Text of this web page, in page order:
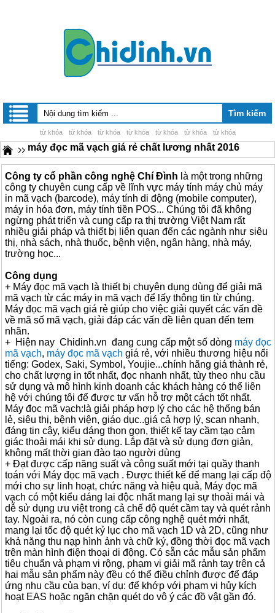
từ khóa từ khóa từ khóa từ khóa từ khóa từ khóa từ khóa
máy đọc mã vạch giá rẻ chất lương nhất 2016
Công ty cổ phần công nghệ Chí Đình là một trong những
công ty chuyên cung cấp về lĩnh vực máy tính máy chủ máy
in mã vạch (barcode), máy tính di động (mobile computer),
máy in hóa đơn, máy tính tiền POS... Chúng tôi đã không
ngừng phát triển và cung cấp ra thị trường Việt Nam rất
nhiều giải pháp và thiết bị liên quan đến các ngành như siêu
thị, nhà sách, nhà thuốc, bệnh viện, ngân hàng, nhà máy,
trường học...
Công dụng
+ Máy đọc mã vạch là thiết bị chuyên dụng dùng để giải mã
mã vạch từ các máy in mã vạch để lấy thông tin từ chúng.
Máy đọc mã vạch giá rẻ giúp cho việc giải quyết các vấn đề
về mã số mã vạch, giải đáp các vấn đề liên quan đến tem
nhãn.
+ Hiện nay Chidinh.vn đang cung cấp một số dòng máy đọc
mã vạch, máy đọc mã vạch giá rẻ, với nhiều thương hiệu nổi
tiếng: Godex, Saki, Symbol, Youjie...chính hãng giá thành rẻ,
cho chất lượng in tốt nhất, đọc nhanh nhất, tùy theo nhu cầu
sử dụng và mô hình kinh doanh các khách hàng có thể liên
hệ với chúng tôi để được tư vấn hỗ trợ một cách tốt nhất.
Máy đọc mã vạch:là giải pháp hợp lý cho các hệ thống bán
lẻ, siêu thị, bệnh viện, giáo dục..giá cả hợp lý, scan nhanh,
đáng tin cậy, kiểu dáng thon gọn, thiết kế tay cầm tạo cảm
giác thoải mái khi sử dụng. Lắp đặt và sử dụng đơn giản,
không mất thời gian đào tạo người dùng
+ Đạt được cấp năng suất và công suất mới tại quầy thanh
toán với Máy đọc mã vạch . Được thiết kế để mang lại cấp độ
mới cho sự linh hoạt, chức năng và hiệu quả, Máy đọc mã
vạch có một kiểu dáng lai độc nhất mang lại sự thoải mái và
dễ sử dụng ưu việt trong cả chế độ quét cầm tay và quét rảnh
tay. Ngoài ra, nó còn cung cấp công nghệ quét mới nhất,
mang lại tốc độ quét kỷ lục cho mã vạch 1D và 2D, cũng như
khả năng thu nạp hình ảnh và chữ ký, đồng thời đọc mã vạch
trên màn hình điện thoại di động. Có sẵn các mẫu sản phẩm
tiêu chuẩn và phạm vi rộng, phạm vi giải mã rảnh tay trên cả
hai mẫu sản phẩm này đều có thể điều chỉnh được để đáp
ứng nhu cầu của bạn, ví dụ: để khớp với phạm vi hủy kích
hoạt EAS hoặc ngăn chặn quét do vô ý các đồ vật gần đó.